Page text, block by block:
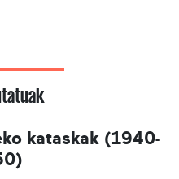
kataskak (1940-